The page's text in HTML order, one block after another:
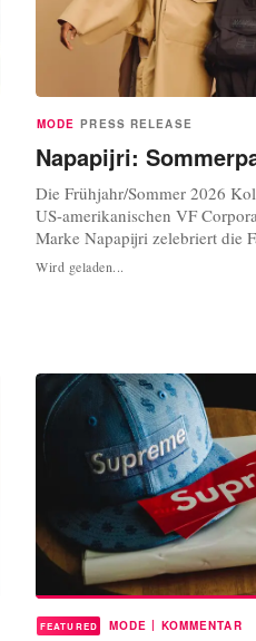
MODE PRESS RELEASE
Napapijri:
Die Frühjahr/Sommer 2026
US-amerikanischen VF
Marke Napapijri zelebriert die
mit einer Palette, die von
Landschaften,
Wird geladen...
FEATURED MODE | KOMMENTAR